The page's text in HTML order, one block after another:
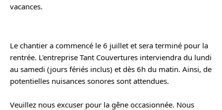
vacances.
Le chantier a commencé le 6 juillet et sera terminé pour la
rentrée. L'entreprise Tant Couvertures interviendra du lundi
au samedi (jours fériés inclus) et dès 6h du matin. Ainsi, de
potentielles nuisances sonores sont attendues.
Veuillez nous excuser pour la gêne occasionnée. Nous